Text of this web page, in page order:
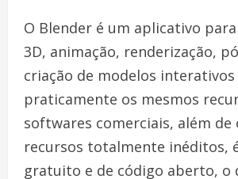
O Blender é um aplicativo
3D, animação, renderização,
criação de modelos
praticamente os mesmos
softwares comerciais, além de
recursos totalmente inéditos,
gratuito e de código aberto, o